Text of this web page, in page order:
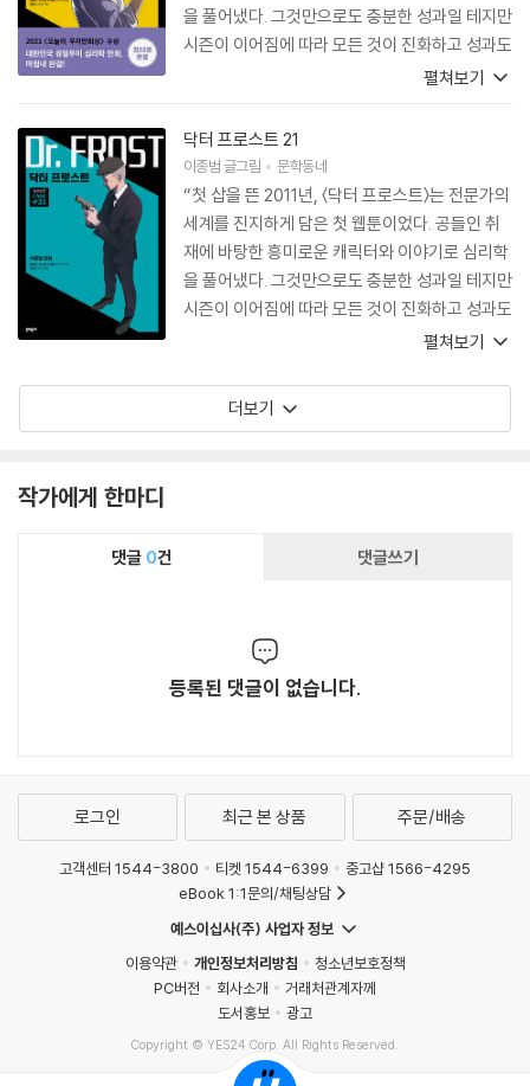
을 풀어냈다. 그것만으로도 충분한 성과일 테지만
시즌이 이어짐에 따라 모든 것이 진화하고 성과도
배가되었다. 천상원 교수는 ‘모든 상담자는 자신
백남봉에게 심리학을 공부해보라고 권유했고, 남
봉은 이를 받아들였다. 그렇게 감정을 모르는 소
년 남봉은 심리학 박사 프로스트로의 여정을 시작
했다. 자신의 그림자를 보며 걷는 일은 광원을 등
에 업을 때 가능하다. 프로스트에게뿐만 아니라
모두에게, 사람이야말로 빛이다. 프로스트는 감
정이 없었지만, 타인들과 함께하며 감정을 되찾
〈닥터 프로스트〉는 이를 이야기하기 위해 10년간
형식과 톤을 바꿔가며, 또 인물을 성장시켜가며
차근차근 걸었다. 시즌4는 개인의 심리만이 아닌
어, 한국 웹툰 사상 가장 깊은 고민과 공부가 투여
신의 그림자를 보며 걷는 일」 『주간경향 1513호』
& 2021 올해의 합정만화상 특별언급 추천평 중
에서
펼쳐보기
닥터 프로스트 21
이종범글그림 문학동네
“첫 삽을 뜬 2011년, 〈닥터 프로스트〉는 전문가의
세계를 진지하게 담은 첫 웹툰이었다. 공들인 취
재에 바탕한 흥미로운 캐릭터와 이야기로 심리학
을 풀어냈다. 그것만으로도 충분한 성과일 테지만
시즌이 이어짐에 따라 모든 것이 진화하고 성과도
배가되었다. 천상원 교수는 ‘모든 상담자는 자신
백남봉에게 심리학을 공부해보라고 권유했고, 남
봉은 이를 받아들였다. 그렇게 감정을 모르는 소
정이 없었지만, 타인들과 함께하며 감정을 되찾
형식과 톤을 바꿔가며, 또 인물을 성장시켜가며
차근차근 걸었다. 시즌4는 개인의 심리만이 아닌
와 올곧은 메시지의 힘이다. 규모와 형식을 통틀
어, 한국 웹툰 사상 가장 깊은 고민과 공부가 투여
된 작품 중 하나라 해도 과언이 아니다. 게다가 재
미있다.” 「만화로 보는 세상 - 닥터 프로스트 : 자
신의 그림자를 보며 걷는 일」 『주간경향 1513호』
& 2021 올해의 합정만화상 특별언급 추천평 중
에서
펼쳐보기
더보기
작가에게 한마디
댓글 0건 댓글쓰기
등록된 댓글이 없습니다.
로그인 최근 본 상품 주문/배송
고객센터 1544-3800 티켓 1544-6399
중고샵 1566-4295
eBook 1:1문의/채팅상담
예스이십사(주) 사업자 정보
이용약관
개인정보처리방침
청소년보호정책
PC버전
회사소개
거래처관계자께
도서홍보
광고
Copyright © YES24 Corp. All Rights Reserved.